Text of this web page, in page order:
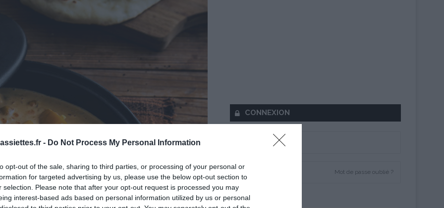
- Do Not Process My Personal Information
opt-out of the sale, sharing to third parties, or processing of your personal or
for targeted advertising by us, please use the below opt-out section to
selection. Please note that after your opt-out request is processed you may
interest-based ads based on personal information utilized by us or personal
CONNEXION
Mot de passe oublié ?
Se souvenir de moi